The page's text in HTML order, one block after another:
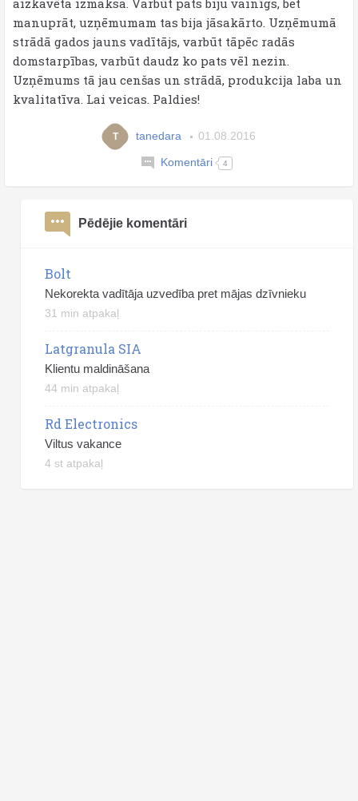
aizkavēta izmaksa. Varbūt pats biju vainīgs, bet
manuprāt, uzņēmumam tas bija jāsakārto. Uzņēmumā
strādā gados jauns vadītājs, varbūt tāpēc radās
domstarpības, varbūt daudz ko pats vēl nezin.
Uzņēmums tā jau cenšas un strādā, produkcija laba un
kvalitatīva. Lai veicas. Paldies!
T tanedara 01.08.2016
Komentāri 4
Pēdējie komentāri
Bolt
Nekorekta vadītāja uzvedība pret mājas dzīvnieku
31 min atpakaļ
Latgranula SIA
Klientu maldināšana
44 min atpakaļ
Rd Electronics
Viltus vakance
4 st atpakaļ